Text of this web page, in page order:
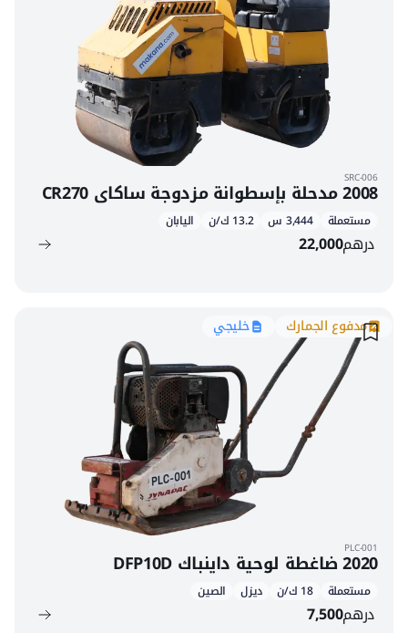
SRC-006
2008 مدحلة بإسطوانة مزدوجة ساكاي CR270
مستعملة 3,444 س 13.2 ك/ن اليابان
درهم22,000
مدفوع الجمارك خليجي
PLC-001
2020 ضاغطة لوحية داينباك DFP10D
مستعملة 18 ك/ن ديزل الصين
درهم7,500